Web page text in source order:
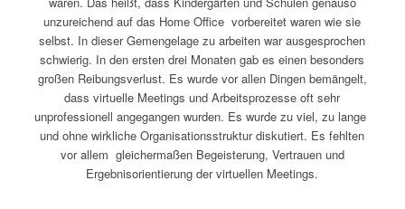
unzureichend auf das Home Office vorbereitet waren wie sie
selbst. In dieser Gemengelage zu arbeiten war ausgesprochen
schwierig. In den ersten drei Monaten gab es einen besonders
großen Reibungsverlust. Es wurde vor allen Dingen bemängelt,
dass virtuelle Meetings und Arbeitsprozesse oft sehr
unprofessionell angegangen wurden. Es wurde zu viel, zu lange
und ohne wirkliche Organisationsstruktur diskutiert. Es fehlten
vor allem gleichermaßen Begeisterung, Vertrauen und
Ergebnisorientierung der virtuellen Meetings.